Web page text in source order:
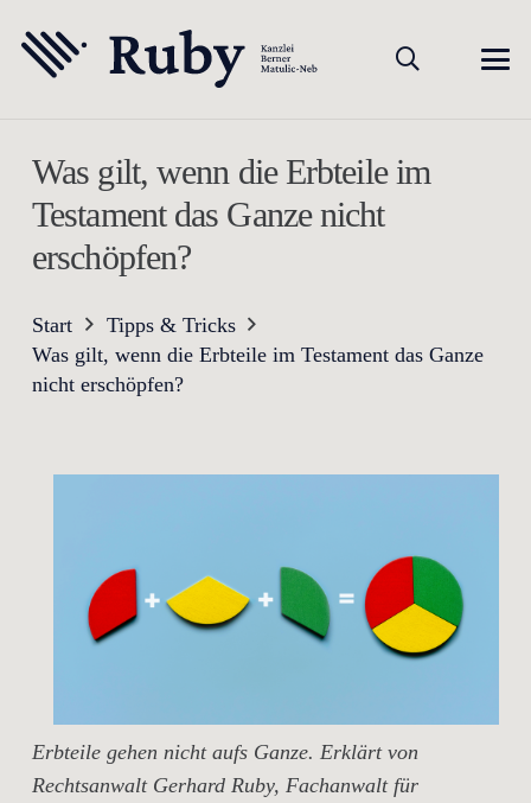
Was gilt, wenn die Erbteile im
Testament das Ganze nicht
erschöpfen?
Start
Tipps & Tricks
Was gilt, wenn die Erbteile im Testament das Ganze
nicht erschöpfen?
Erbteile gehen nicht aufs Ganze. Erklärt von
Rechtsanwalt Gerhard Ruby, Fachanwalt für